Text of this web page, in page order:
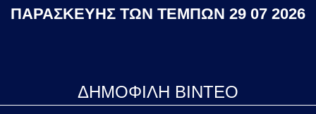
ΠΑΡΑΣΚΕΥΗΣ ΤΩΝ ΤΕΜΠΩΝ 29 07 2026
ΔΗΜΟΦΙΛΗ ΒΙΝΤΕΟ